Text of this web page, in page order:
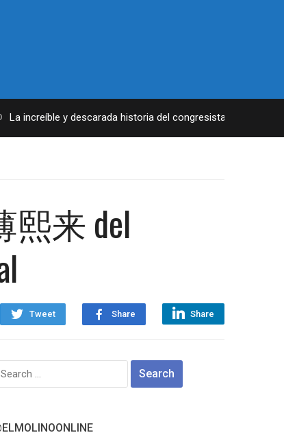
increíble y descarada historia del congresista por NY George
熙来 del
Tweet Share Share